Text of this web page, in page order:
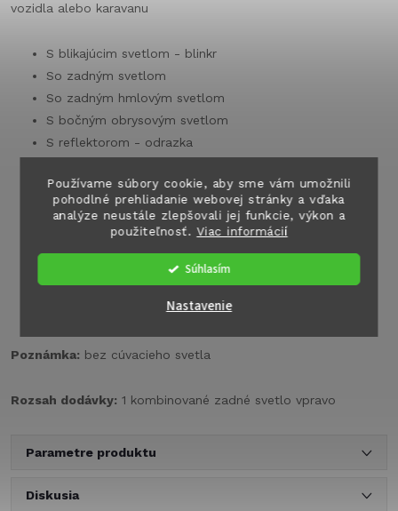
Používame súbory cookie, aby sme vám umožnili
pohodlné prehliadanie webovej stránky a vďaka
analýze neustále zlepšovali jej funkcie, výkon a
použiteľnosť.Viac informácií
Súhlasím
Nastavenie
vozidla alebo karavanu
S blikajúcim svetlom - blinkr
So zadným svetlom
So zadným hmlovým svetlom
S bočným obrysovým svetlom
S reflektorom - odrazka
Napätie vo: 12 V
Šírka: 180 mm
Výška: 300 mm
Materiálový obal: PMMA / ABS
Farba: červená / biela
Dodáva s reflektormi a žiarovkami
Poznámka: bez cúvacieho svetla
Rozsah dodávky: 1 kombinované zadné svetlo vpravo
Parametre produktu
Diskusia